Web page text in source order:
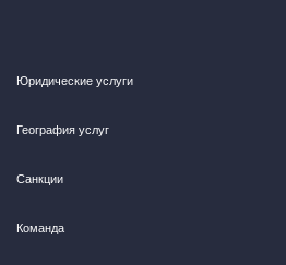
Юридические услуги
География услуг
Санкции
Команда